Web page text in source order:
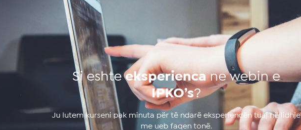
nakon potrošenog TIP paketa
operaterima
Si eshteeksperiencane webin e
IPKO’s?
Ju lutem kurseni pak minuta për të ndarë eksperiencën tuaj në lidhje
me ueb faqen tonë.